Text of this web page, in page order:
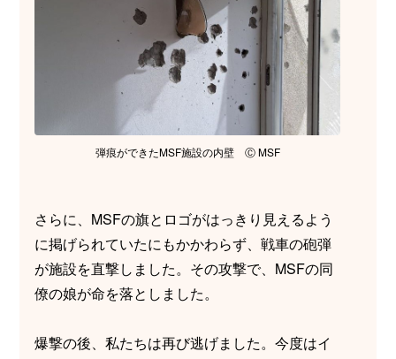
弾痕ができたMSF施設の内壁 Ⓒ MSF
さらに、MSFの旗とロゴがはっきり見えるよう
に掲げられていたにもかかわらず、戦車の砲弾
が施設を直撃しました。その攻撃で、MSFの同
僚の娘が命を落としました。
爆撃の後、私たちは再び逃げました。今度はイ